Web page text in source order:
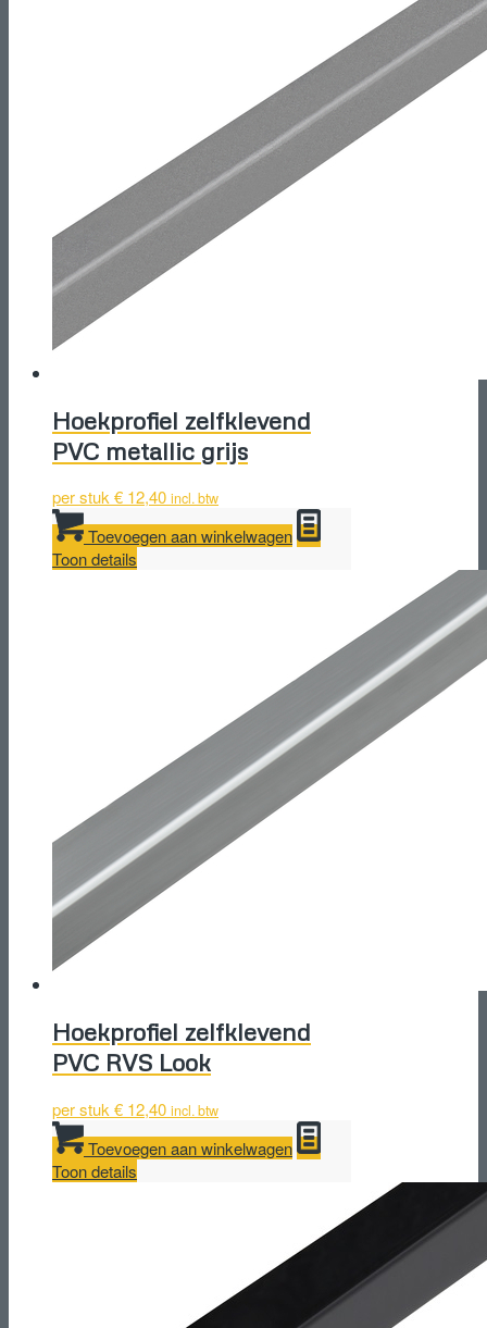
Hoekprofiel zelfklevend
PVC metallic grijs
per stuk€ 12,40 incl. btw
Toevoegen aan winkelwagen
Toon details
Hoekprofiel zelfklevend
PVC RVS Look
per stuk € 12,40 incl. btw
Toevoegen aan winkelwagen
Toon details